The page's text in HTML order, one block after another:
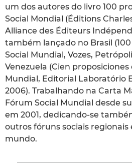
um dos autores do livro 100
Social Mondial (Éditions
Alliance des Éditeurs
também lançado no Brasil
Social Mundial, Vozes,
Venezuela (Cien proposiciones
Mundial, Editorial Laboratório
2006). Trabalhando na Carta
Fórum Social Mundial desde
em 2001, dedicando-se
outros fóruns sociais
mundo.